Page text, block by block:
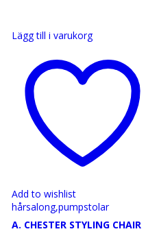
Lägg till i varukorg
Add to wishlist
hårsalong,pumpstolar
A. CHESTER STYLING CHAIR